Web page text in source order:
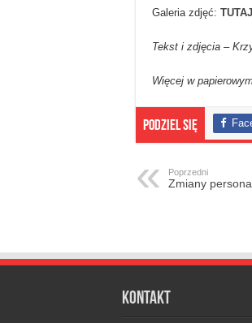
Galeria zdjęć: TUTAJ
Tekst i zdjęcia –
Więcej w
Podziel się
Poprzedni
Zmiany
Kontakt